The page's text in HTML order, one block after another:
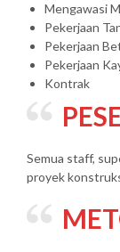
Mengawasi
Pekerjaan
Pekerjaan
Pekerjaan
Kontrak
Semua staff,
proyek